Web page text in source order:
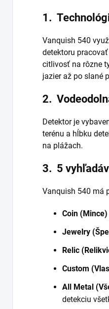
1.
Vanquish 540
detektoru
citlivosť na rôzne
jazier až po slané
2.
Detektor je
terénu a hĺbku
na plážach.
3. 5
Vanquish 540 má
Coin (Mince)
Jewelry
Relic
Custom
All Metal
detekciu